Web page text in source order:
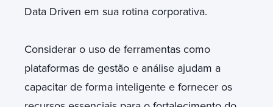
Data Driven em sua rotina corporativa.
Considerar o uso de ferramentas como
plataformas de gestão e análise ajudam a
capacitar de forma inteligente e fornecer os